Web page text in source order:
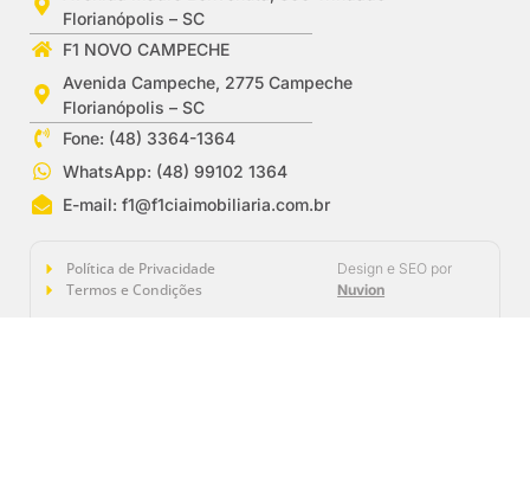
Florianópolis – SC
F1 NOVO CAMPECHE
Avenida Campeche, 2775 Campeche
Florianópolis – SC
Fone: (48) 3364-1364
WhatsApp: (48) 99102 1364
E-mail:f1@f1ciaimobiliaria.com.br
Política de Privacidade
Termos e Condições
Design e SEO por
Nuvion